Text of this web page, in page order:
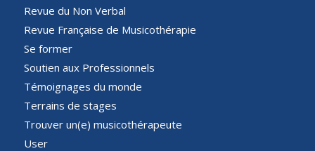
Revue du Non Verbal
Revue Française de Musicothérapie
Se former
Soutien aux Professionnels
Témoignages du monde
Terrains de stages
Trouver un(e) musicothérapeute
User